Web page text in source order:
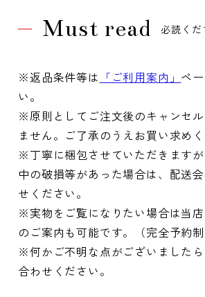
Must read 必読くだ
※返品条件等は 「ご利用案内」 ペ
い。
※原則としてご注文後のキャンセ
ません。ご了承のうえお買い求めく
※丁寧に梱包させていただきます
中の破損等があった場合は、配送
せください。
※実物をご覧になりたい場合は当
のご案内も可能です。（完全予約制
※何かご不明な点がございました
合わせください。